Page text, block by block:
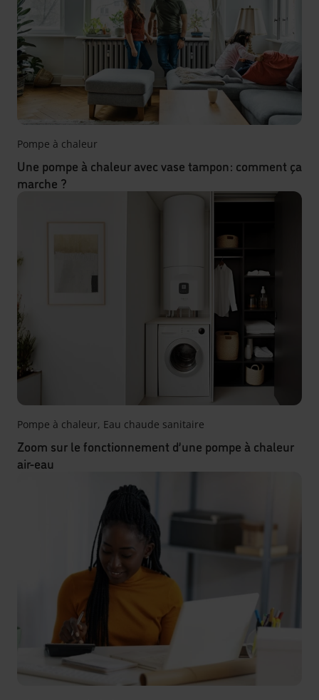
Pompe à chaleur
Une pompe à chaleur avec vase tampon : comment ça
marche ?
Pompe à chaleur, Eau chaude sanitaire
Zoom sur le fonctionnement d’une pompe à chaleur
air-eau